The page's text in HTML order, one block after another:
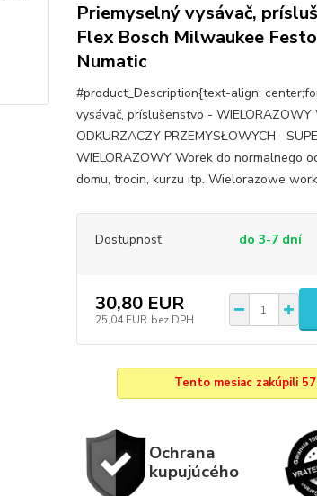
Priemyselný vysávač,
Flex Bosch Milwaukee
Numatic
#product_Description{text-align:
vysávač, príslušenstvo - WIELORAZOWY
ODKURZACZY PRZEMYSŁOWYCH
WIELORAZOWY Worek do normalnego
domu, trocin, kurzu itp. Wielorazowe
Dostupnosť do 3-7 dní
30,80 EUR
25,04 EUR bez DPH
Tento mesiac zakúpili
Ochrana
kupujúcého